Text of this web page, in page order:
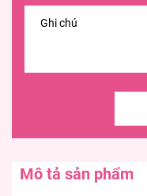
Mô tả sản phẩm